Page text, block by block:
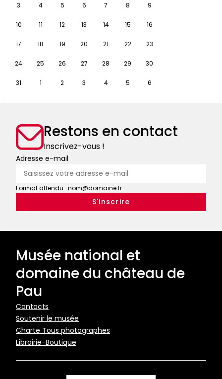
3 4 5 6 7 8 9
10 11 12 13 14 15 16
17 18 19 20 21 22 23
24 25 26 27 28 29 30
31 1 2 3 4 5 6
Restons en contact
Inscrivez-vous !
Adresse e-mail
Format attendu : nom@domaine.fr
Musée national et
domaine du château de
Pau
Pied
de
page
Contacts
Soutenir le musée
Charte Tous photographes
Librairie-Boutique